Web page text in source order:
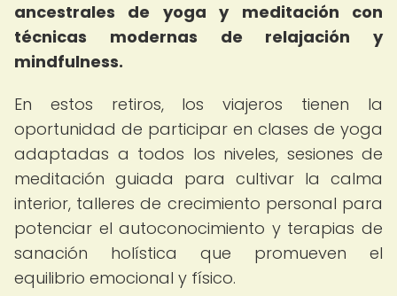
ancestrales de yoga y meditación con
técnicas modernas de relajación y
mindfulness.
En estos retiros, los viajeros tienen la
oportunidad de participar en clases de yoga
adaptadas a todos los niveles, sesiones de
meditación guiada para cultivar la calma
interior, talleres de crecimiento personal para
potenciar el autoconocimiento y terapias de
sanación holística que promueven el
equilibrio emocional y físico.